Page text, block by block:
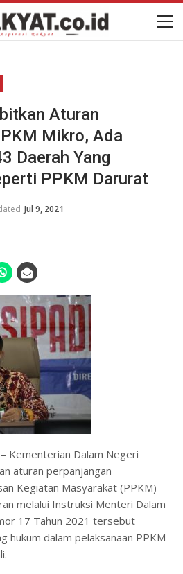
Aturan
Mikro, Ada
Daerah Yang
PPKM Darurat
Jul 9, 2021
Kementerian Dalam Negeri
aturan perpanjangan
Kegiatan Masyarakat (PPKM)
melalui Instruksi Menteri Dalam
17 Tahun 2021 tersebut
hukum dalam pelaksanaan PPKM